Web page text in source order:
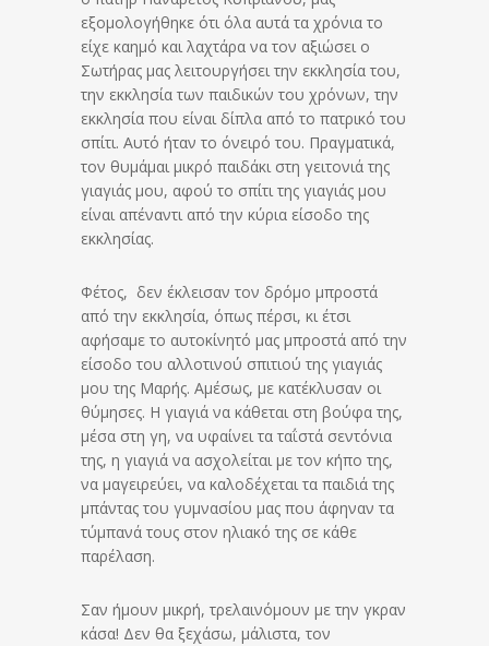
εξομολογήθηκε ότι όλα αυτά τα χρόνια το
είχε καημό και λαχτάρα να τον αξιώσει ο
Σωτήρας μας λειτουργήσει την εκκλησία του,
την εκκλησία των παιδικών του χρόνων, την
εκκλησία που είναι δίπλα από το πατρικό του
σπίτι. Αυτό ήταν το όνειρό του. Πραγματικά,
τον θυμάμαι μικρό παιδάκι στη γειτονιά της
γιαγιάς μου, αφού το σπίτι της γιαγιάς μου
είναι απέναντι από την κύρια είσοδο της
εκκλησίας.
Φέτος, δεν έκλεισαν τον δρόμο μπροστά
από την εκκλησία, όπως πέρσι, κι έτσι
αφήσαμε το αυτοκίνητό μας μπροστά από την
είσοδο του αλλοτινού σπιτιού της γιαγιάς
μου της Μαρής. Αμέσως, με κατέκλυσαν οι
θύμησες. Η γιαγιά να κάθεται στη βούφα της,
μέσα στη γη, να υφαίνει τα ταΐστά σεντόνια
της, η γιαγιά να ασχολείται με τον κήπο της,
να μαγειρεύει, να καλοδέχεται τα παιδιά της
μπάντας του γυμνασίου μας που άφηναν τα
τύμπανά τους στον ηλιακό της σε κάθε
παρέλαση.
Σαν ήμουν μικρή, τρελαινόμουν με την γκραν
κάσα! Δεν θα ξεχάσω, μάλιστα, τον